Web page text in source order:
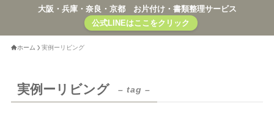
大阪・兵庫・奈良・京都 お片付け・書類整理サービス
公式LINEはここをクリック
ホーム 実例ーリビング
実例ーリビング – tag –